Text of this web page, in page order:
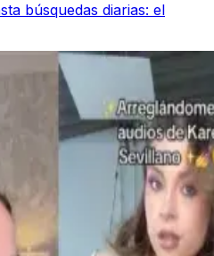
búsquedas diarias: el